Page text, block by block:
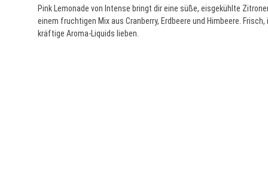
Pink Lemonade von Intense bringt dir eine süße, eisgekühlte
einem fruchtigen Mix aus Cranberry, Erdbeere und Himbeere.
kräftige Aroma-Liquids lieben.